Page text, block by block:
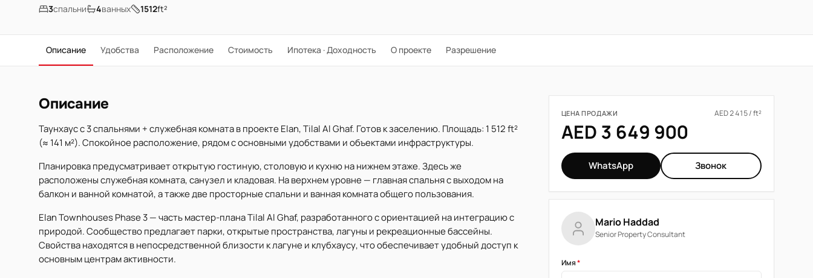
3спальни 4ванных 1512ft²
Описание Удобства Расположение Стоимость Ипотека · Доходность О проекте Разрешение
Описание
Таунхаус с 3 спальнями + служебная комната в проекте Elan, Tilal Al Ghaf. Готов к заселению. Площадь: 1 512 ft²
(≈ 141 м²). Спокойное расположение, рядом с основными удобствами и объектами инфраструктуры.
Планировка предусматривает открытую гостиную, столовую и кухню на нижнем этаже. Здесь же
расположены служебная комната, санузел и кладовая. На верхнем уровне — главная спальня с выходом на
балкон и ванной комнатой, а также две просторные спальни и ванная комната общего пользования.
Elan Townhouses Phase 3 — часть мастер-плана Tilal Al Ghaf, разработанного с ориентацией на интеграцию с
природой. Сообщество предлагает парки, открытые пространства, лагуны и рекреационные бассейны.
Свойства находятся в непосредственной близости к лагуне и клубхаусу, что обеспечивает удобный доступ к
основным центрам активности.
ЦЕНА ПРОДАЖИ AED 2 415 / ft²
AED 3 649 900
WhatsApp Звонок
Mario Haddad
Senior Property Consultant
Имя*